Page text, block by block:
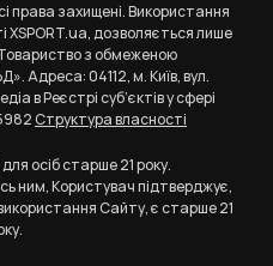
права захищені. Використання
XSPORT.ua, дозволяється лише
з обмеженою
Адреса: 04112, м. Київ, вул.
в Реєстрі суб’єктів у сфері
Структура власності
осіб старше 21 року.
ним, Користувач підтверджує,
Сайту, є старше 21